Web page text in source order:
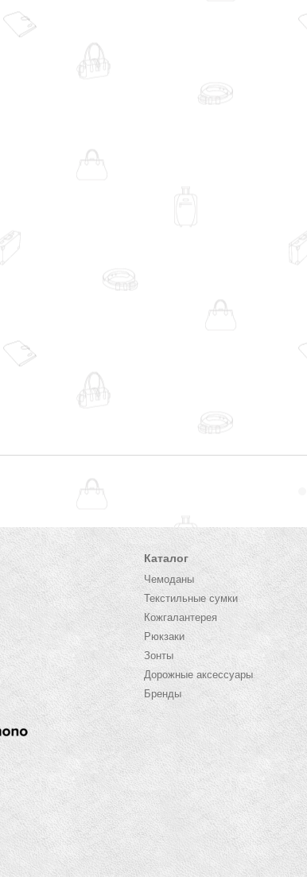
Каталог
Чемоданы
Текстильные сумки
Кожгалантерея
Рюкзаки
Зонты
Дорожные аксессуары
Бренды